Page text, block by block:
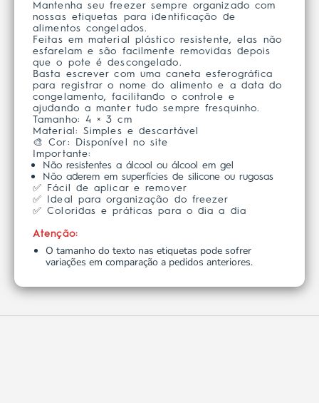
Mantenha seu freezer sempre organizado com
nossas etiquetas para identificação de
alimentos congelados.
Feitas em material plástico resistente, elas não
esfarelam e são facilmente removidas depois
que o pote é descongelado.
Basta escrever com uma caneta esferográfica
para registrar o nome do alimento e a data do
congelamento, facilitando o controle e
ajudando a manter tudo sempre fresquinho.
Tamanho: 4 × 3 cm
Material: Simples e descartável
🎨 Cor: Disponível no site
Importante:
Não resistentes a álcool ou álcool em gel
Não aderem em superfícies de silicone ou rugosas
✅ Fácil de aplicar e remover
✅ Ideal para organização do freezer
✅ Coloridas e práticas para o dia a dia
Atenção:
O tamanho do texto nas etiquetas pode sofrer
variações em comparação a pedidos anteriores.